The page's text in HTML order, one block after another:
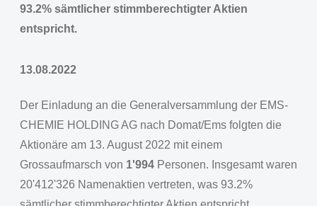
93.2% sämtlicher stimmberechtigter Aktien
entspricht.
13.08.2022
Der Einladung an die Generalversammlung der EMS-
CHEMIE HOLDING AG nach Domat/Ems folgten die
Aktionäre am 13. August 2022 mit einem
Grossaufmarsch von 1'994 Personen. Insgesamt waren
20'412'326 Namenaktien vertreten, was 93.2%